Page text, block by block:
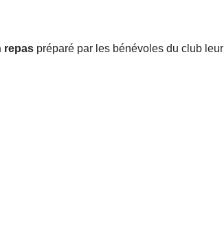
repas préparé par les bénévoles du club